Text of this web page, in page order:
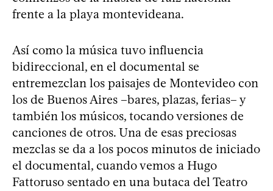
frente a la playa montevideana.
Así como la música tuvo influencia
bidireccional, en el documental se
entremezclan los paisajes de Montevideo con
los de Buenos Aires –bares, plazas, ferias– y
también los músicos, tocando versiones de
canciones de otros. Una de esas preciosas
mezclas se da a los pocos minutos de iniciado
el documental, cuando vemos a Hugo
Fattoruso sentado en una butaca del Teatro